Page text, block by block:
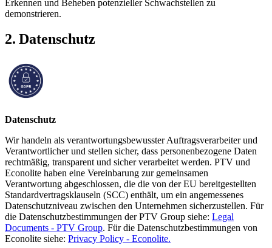
Erkennen und Beheben potenzieller Schwachstellen zu
demonstrieren.
2. Datenschutz
Datenschutz
Wir handeln als verantwortungsbewusster Auftragsverarbeiter und
Verantwortlicher und stellen sicher, dass personenbezogene Daten
rechtmäßig, transparent und sicher verarbeitet werden. PTV und
Econolite haben eine Vereinbarung zur gemeinsamen
Verantwortung abgeschlossen, die die von der EU bereitgestellten
Standardvertragsklauseln (SCC) enthält, um ein angemessenes
Datenschutzniveau zwischen den Unternehmen sicherzustellen. Für
die Datenschutzbestimmungen der PTV Group siehe: Legal
Documents - PTV Group. Für die Datenschutzbestimmungen von
Econolite siehe: Privacy Policy - Econolite.